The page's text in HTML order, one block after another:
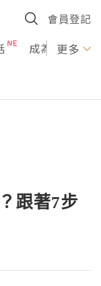
會員登記
成為U更多
跟著7步